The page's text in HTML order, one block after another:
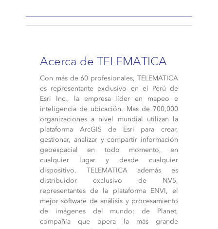
Acerca de TELEMATICA
Con más de 60 profesionales, TELEMATICA
es representante exclusivo en el Perú de
Esri Inc., la empresa líder en mapeo e
inteligencia de ubicación. Mas de 700,000
organizaciones a nivel mundial utilizan la
plataforma ArcGIS de Esri para crear,
gestionar, analizar y compartir información
geoespacial en todo momento, en
cualquier lugar y desde cualquier
dispositivo. TELEMATICA además es
distribuidor exclusivo de NV5,
representantes de la plataforma ENVI, el
mejor software de análisis y procesamiento
de imágenes del mundo; de Planet,
compañía que opera la más grande